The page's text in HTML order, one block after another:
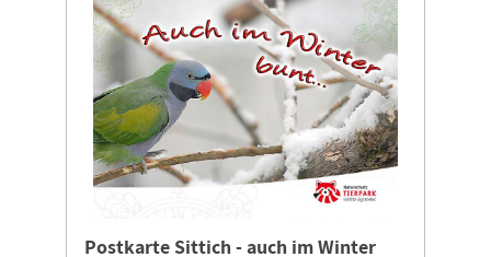
Postkarte Sittich - auch im Winter